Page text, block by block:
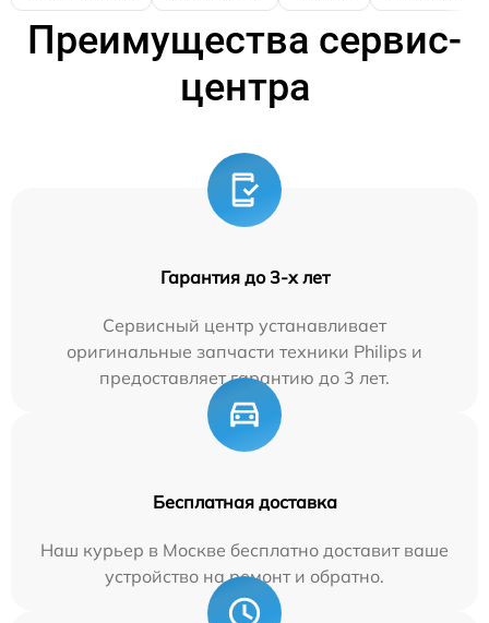
Преимущества сервис-
центра
Гарантия до 3-х лет
Сервисный центр устанавливает
оригинальные запчасти техники Philips и
предоставляет гарантию до 3 лет.
Бесплатная доставка
Наш курьер в Москве бесплатно доставит ваше
устройство на ремонт и обратно.